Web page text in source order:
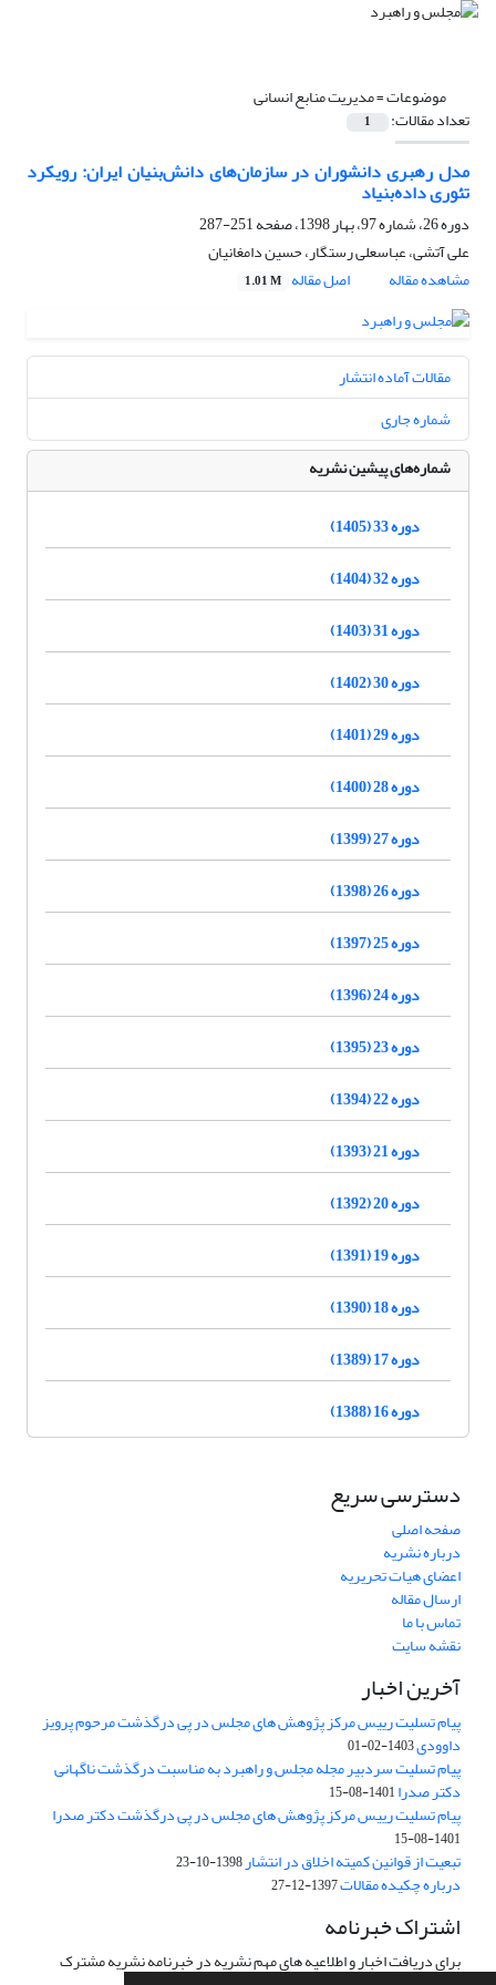
موضوعات =مدیریت منابع انسانی
تعداد مقالات: 1
مدل رهبری دانشوران در سازمان‌های دانش‌بنیان ایران: رویکرد
تئوری داده‌بنیاد
دوره 26، شماره 97، بهار 1398، صفحه
251-287
علی آتشی، عباسعلی رستگار، حسین دامغانیان
مشاهده مقاله
اصل مقاله 1.01 M
مقالات آماده انتشار
شماره جاری
شماره‌های پیشین نشریه
دوره 33 (1405)
دوره 32 (1404)
دوره 31 (1403)
دوره 30 (1402)
دوره 29 (1401)
دوره 28 (1400)
دوره 27 (1399)
دوره 26 (1398)
دوره 25 (1397)
دوره 24 (1396)
دوره 23 (1395)
دوره 22 (1394)
دوره 21 (1393)
دوره 20 (1392)
دوره 19 (1391)
دوره 18 (1390)
دوره 17 (1389)
دوره 16 (1388)
دسترسی سریع
صفحه اصلی
درباره نشریه
اعضای هیات تحریریه
ارسال مقاله
تماس با ما
نقشه سایت
آخرین اخبار
پیام تسلیت رییس مرکز پژوهش های مجلس در پی درگذشت مرحوم پرویز
داوودی1403-02-01
پیام تسلیت سردبیر مجله مجلس و راهبرد به مناسبت درگذشت ناگهانی
دکتر صدرا1401-08-15
پیام تسلیت رییس مرکز پژوهش های مجلس در پی درگذشت دکتر صدرا
1401-08-15
تبعیت از قوانین کمیته اخلاق در انتشار1398-10-23
درباره چکیده مقالات1397-12-27
اشتراک خبرنامه
برای دریافت اخبار و اطلاعیه های مهم نشریه در خبرنامه نشریه مشترک